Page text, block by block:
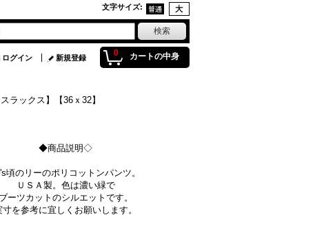
文字サイズ:
0 カートの中身
ログイン 新規登録
ラックス】【36ｘ32】
◆商品説明◇
頃のリーのポリコットンパンツ。
ＵＳＡ製。色は濃い緑で
ブーツカットのシルエットです。
寸を参考に宜しくお願いします。